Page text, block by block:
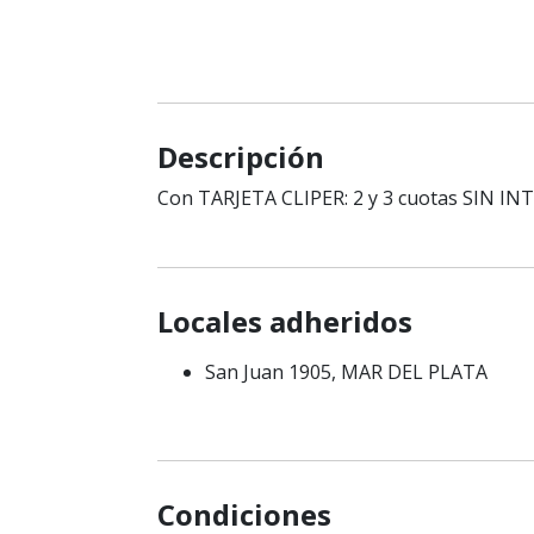
Descripción
Con TARJETA CLIPER: 2 y 3 cuotas SIN
Locales adheridos
San Juan 1905, MAR DEL PLATA
Condiciones